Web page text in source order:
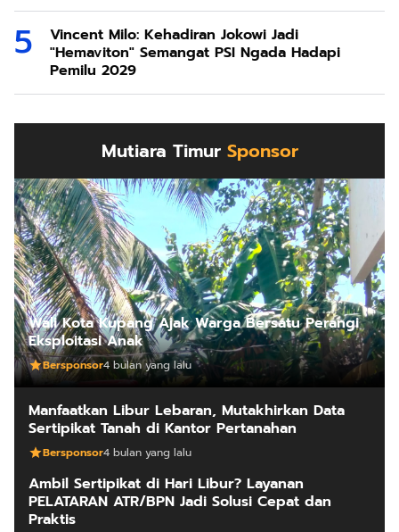
Vincent Milo: Kehadiran Jokowi Jadi
"Hemaviton" Semangat PSI Ngada Hadapi
Pemilu 2029
Mutiara Timur Sponsor
Wali Kota Kupang Ajak Warga Bersatu Perangi
Eksploitasi Anak
Bersponsor4 bulan yang lalu
Manfaatkan Libur Lebaran, Mutakhirkan Data
Sertipikat Tanah di Kantor Pertanahan
Bersponsor4 bulan yang lalu
Ambil Sertipikat di Hari Libur? Layanan
PELATARAN ATR/BPN Jadi Solusi Cepat dan
Praktis